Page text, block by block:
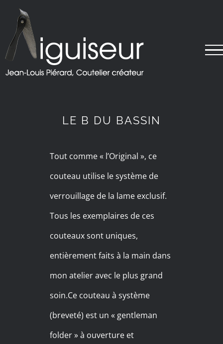
Passer
contenu
LE B DU BASSIN
Tout comme « l’Original », ce
couteau utilise le système de
verrouillage de la lame exclusif.
Tous les exemplaires de ces
couteaux sont uniques,
entièrement faits à la main dans
mon atelier avec le plus grand
soin.Ce couteau à système
(breveté) est un « gentleman
folder » à ouverture et